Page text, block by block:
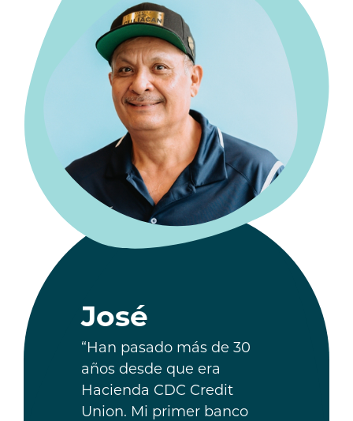
José
“Han pasado más de 30
años desde que era
Hacienda CDC Credit
Union. Mi primer banco